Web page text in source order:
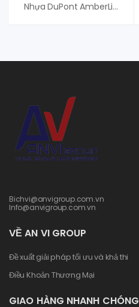
Nhựa DuPont AmberLite FPC88 UPS Na, Nhựa Khử Ion, An Vi Group
Bichvi@anvigroup.com.vn
Info@anvigroup.com.vn
VỀ AN VI GROUP
Đề xuất giải pháp tối ưu và khả thi
Điều Khoản Thương Mại
GIAO HÀNG NHANH CHÓNG